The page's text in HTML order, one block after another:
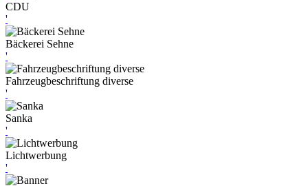
CDU
'
Bäckerei Sehne
'
Fahrzeugbeschriftung diverse
'
Sanka
'
Lichtwerbung
'